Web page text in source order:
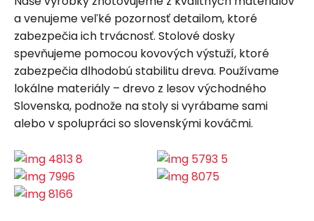
a venujeme veľké pozornosť detailom, ktoré
zabezpečia ich trvácnosť. Stolové dosky
spevňujeme pomocou kovových výstuží, ktoré
zabezpečia dlhodobú stabilitu dreva. Používame
lokálne materiály – drevo z lesov východného
Slovenska, podnože na stoly si vyrábame sami
alebo v spolupráci so slovenskými kováčmi.